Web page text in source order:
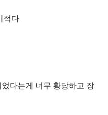
적다
다는게 너무 황당하고 장